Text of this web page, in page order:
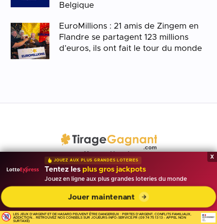
Belgique
EuroMillions : 21 amis de Zingem en
Flandre se partagent 123 millions
d’euros, ils ont fait le tour du monde
Marque déposée
Résultats et bons plans par email
Entrez votre adresse email pour recevoir gratuitement des
réductions et codes promo chaque semaine directement par
email.
x
JOUEZ AUX PLUS GRANDES LOTERIES
Tentez les plus gros jackpots
Jouez en ligne aux plus grandes loteries du monde
Jouer maintenant
LES JEUX D'ARGENT ET DE HASARD PEUVENT ÊTRE DANGEREUX : PERTES D'ARGENT, CONFLITS FAMILIAUX,
ADDICTION... RETROUVEZ NOS CONSEILS SUR JOUEURS-INFO-SERVICE.FR (09 74 75 13 13 - APPEL NON
SURTAXÉ)